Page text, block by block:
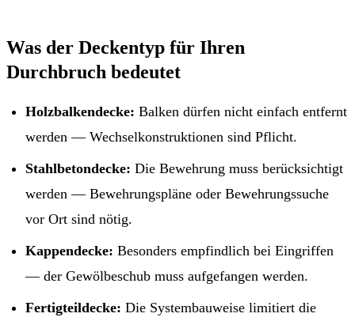
Was der Deckentyp für Ihren
Durchbruch bedeutet
Holzbalkendecke: Balken dürfen nicht einfach entfernt
werden — Wechselkonstruktionen sind Pflicht.
Stahlbetondecke: Die Bewehrung muss berücksichtigt
werden — Bewehrungspläne oder Bewehrungssuche
vor Ort sind nötig.
Kappendecke: Besonders empfindlich bei Eingriffen
— der Gewölbeschub muss aufgefangen werden.
Fertigteildecke: Die Systembauweise limitiert die